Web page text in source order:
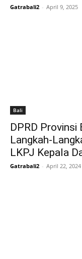
Gatrabali2 - April 9, 2025
Bali
DPRD Provinsi
Langkah-
LKPJ Kepala
Gatrabali2 - April 22, 2024